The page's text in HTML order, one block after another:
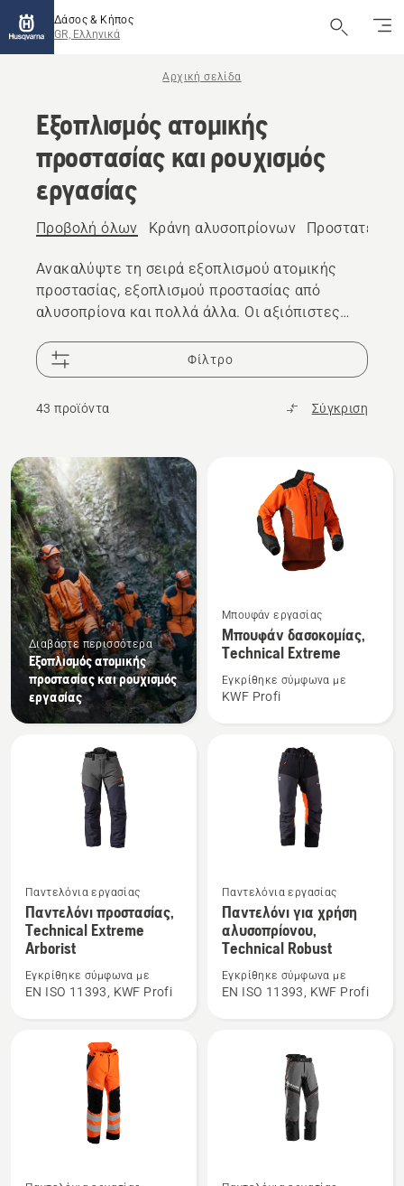
Δάσος & Κήπος
GR, Ελληνικά
Αρχική σελίδα
Εξοπλισμός ατομικής
προστασίας και ρουχισμός
εργασίας
Προβολή όλων Κράνη αλυσοπρίονων
Ανακαλύψτε τη σειρά εξοπλισμού ατομικής
προστασίας, εξοπλισμού προστασίας από
αλυσοπρίονα και πολλά άλλα. Οι αξιόπιστες
είστε προετοιμασμένοι για κάθε πρόκληση.
Φίλτρο
43 προϊόντα Σύγκριση
Όλα
τα
προϊόντα
Διαβάστε περισσότερα
Εξοπλισμός ατομικής
προστασίας και ρουχισμός
εργασίας
περισσότερες
λεπτομέρειες
το
Μπουφάν εργασίας
Μπουφάν δασοκομίας,
Technical Extreme
Εγκρίθηκε σύμφωνα με
KWF Profi
Δείτε
περισσότερες
λεπτομέρειες
για
το
Παντελόνι
Παντελόνια εργασίας
Παντελόνι προστασίας,
Technical Extreme
Arborist
Εγκρίθηκε σύμφωνα με
EN ISO 11393, KWF Profi
Δείτε
περισσότερες
λεπτομέρειες
για
το
Παντελόνι
αλυσοπρίονου,
Παντελόνια εργασίας
Παντελόνι για χρήση
αλυσοπρίονου,
Technical Robust
Εγκρίθηκε σύμφωνα με
EN ISO 11393, KWF Profi
Δείτε
Δείτε